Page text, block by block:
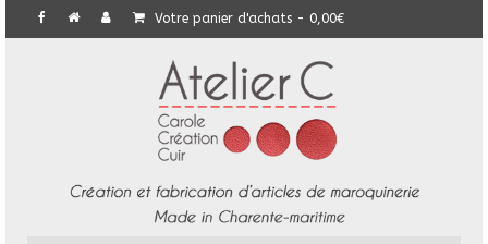
Votre panier d'achats - 0,00€